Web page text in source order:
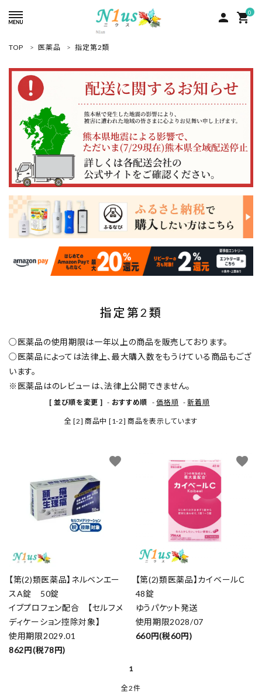
person 0
shopping_cart
ACCOUNT MENU
meeting_room ログイン person 新規会員登録
search
人気商品
カテゴリーから探す
グループ
コンテンツ
INFORMATION
TOP 医薬品 指定第2類
指定第2類
○医薬品の使用期限は一年以上の商品を販売しております。
○医薬品によっては法律上、最大購入数をもうけている商品もござ
います。
※医薬品はのレビューは、法律上公開できません。
[ 並び順を変更 ] - おすすめ順 -価格順 -新着順
全 [2] 商品中 [1-2] 商品を表示しています
【第(2)類医薬品】ネルベンエー
スA錠 50錠
イブプロフェン配合 【セルフメ
ディケーション控除対象】
使用期限2029.01
862円(税78円)
favorite
【第(2)類医薬品】カイベールＣ
48錠
ゆうパケット発送
使用期限2028/07
660円(税60円)
favorite
1
全2件